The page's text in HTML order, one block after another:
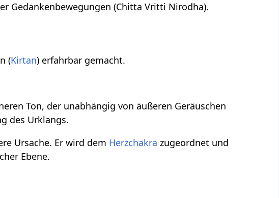
Gedankenbewegungen (Chitta Vritti Nirodha).
(Kirtan) erfahrbar gemacht.
Ton, der unabhängig von äußeren Geräuschen
des Urklangs.
Ursache. Er wird dem Herzchakra zugeordnet und
Ebene.